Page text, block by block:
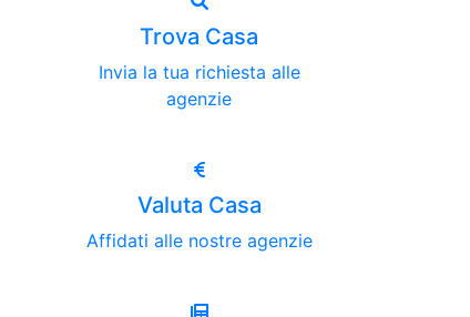
Trova Casa
Invia la tua richiesta alle
agenzie
Valuta Casa
Affidati alle nostre agenzie